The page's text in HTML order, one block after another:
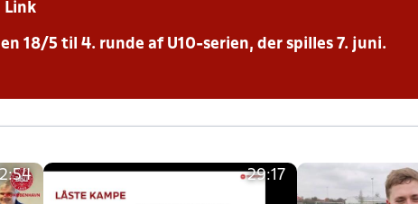
Link
18/5 til 4. runde af U10-serien, der spilles 7. juni.
29:17